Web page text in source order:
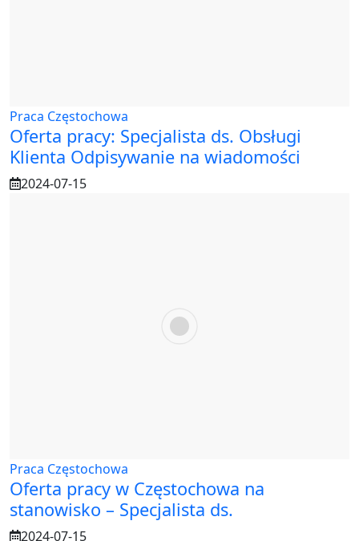
Praca Częstochowa
Oferta pracy: Specjalista ds. Obsługi
Klienta Odpisywanie na wiadomości
2024-07-15
Praca Częstochowa
Oferta pracy w Częstochowa na
stanowisko – Specjalista ds.
2024-07-15